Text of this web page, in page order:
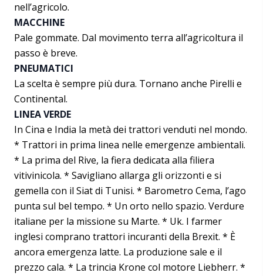
nell’agricolo.
MACCHINE
Pale gommate. Dal movimento terra all’agricoltura il
passo è breve.
PNEUMATICI
La scelta è sempre più dura. Tornano anche Pirelli e
Continental.
LINEA VERDE
In Cina e India la metà dei trattori venduti nel mondo.
* Trattori in prima linea nelle emergenze ambientali.
* La prima del Rive, la fiera dedicata alla filiera
vitivinicola. * Savigliano allarga gli orizzonti e si
gemella con il Siat di Tunisi. * Barometro Cema, l’ago
punta sul bel tempo. * Un orto nello spazio. Verdure
italiane per la missione su Marte. * Uk. I farmer
inglesi comprano trattori incuranti della Brexit. * È
ancora emergenza latte. La produzione sale e il
prezzo cala. * La trincia Krone col motore Liebherr. *